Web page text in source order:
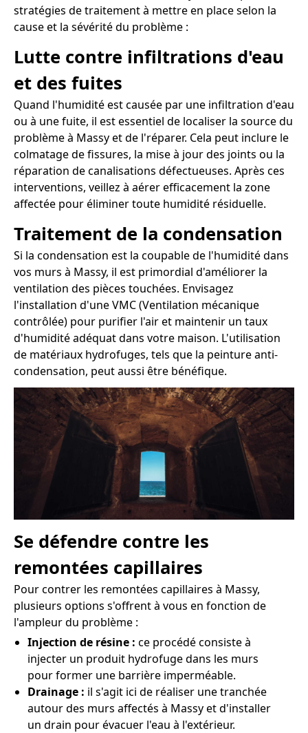
stratégies de traitement à mettre en place selon la
cause et la sévérité du problème :
Lutte contre infiltrations d'eau
et des fuites
Quand l'humidité est causée par une infiltration d'eau
ou à une fuite, il est essentiel de localiser la source du
problème à Massy et de l'réparer. Cela peut inclure le
colmatage de fissures, la mise à jour des joints ou la
réparation de canalisations défectueuses. Après ces
interventions, veillez à aérer efficacement la zone
affectée pour éliminer toute humidité résiduelle.
Traitement de la condensation
Si la condensation est la coupable de l'humidité dans
vos murs à Massy, il est primordial d'améliorer la
ventilation des pièces touchées. Envisagez
l'installation d'une VMC (Ventilation mécanique
contrôlée) pour purifier l'air et maintenir un taux
d'humidité adéquat dans votre maison. L'utilisation
de matériaux hydrofuges, tels que la peinture anti-
condensation, peut aussi être bénéfique.
Se défendre contre les
remontées capillaires
Pour contrer les remontées capillaires à Massy,
plusieurs options s'offrent à vous en fonction de
l'ampleur du problème :
Injection de résine : ce procédé consiste à
injecter un produit hydrofuge dans les murs
pour former une barrière imperméable.
Drainage : il s'agit ici de réaliser une tranchée
autour des murs affectés à Massy et d'installer
un drain pour évacuer l'eau à l'extérieur.